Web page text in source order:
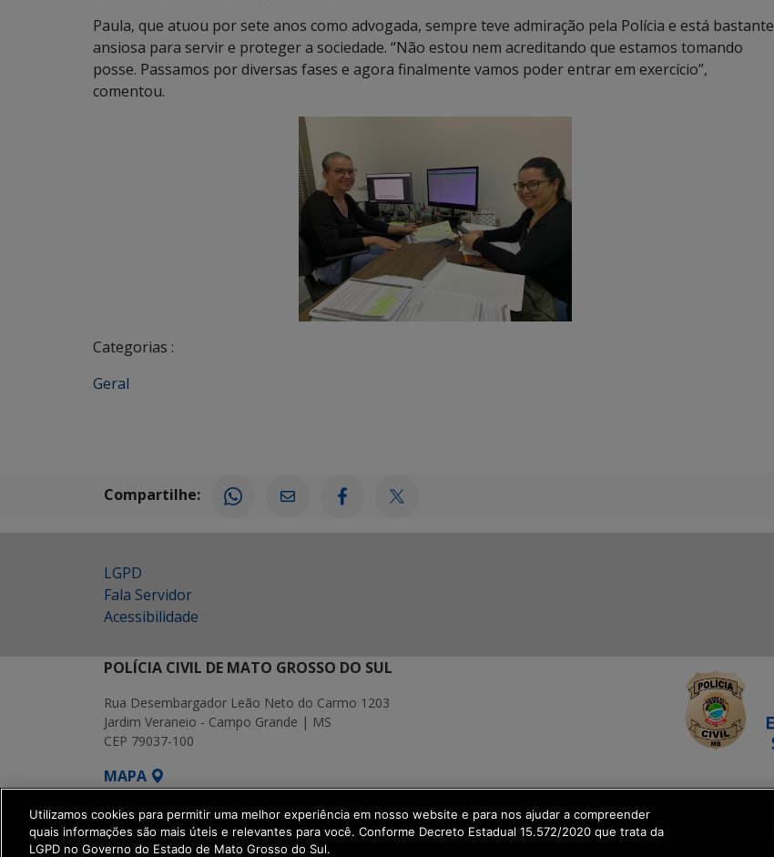
Paula, que atuou por sete anos como advogada, sempre teve admiração pela Polícia e está bastante
ansiosa para servir e proteger a sociedade. “Não estou nem acreditando que estamos tomando
posse. Passamos por diversas fases e agora finalmente vamos poder entrar em exercício”,
comentou.
Categorias :
Geral
Compartilhe:
LGPD
Fala Servidor
Acessibilidade
POLÍCIA CIVIL DE MATO GROSSO DO SUL
Rua Desembargador Leão Neto do Carmo 1203
Jardim Veraneio - Campo Grande | MS
CEP 79037-100
MAPA
SETDIG | Secretaria-Executiva de Transformação Digital
Utilizamos cookies para permitir uma melhor experiência em nosso website e para nos ajudar a compreender
quais informações são mais úteis e relevantes para você. Conforme Decreto Estadual 15.572/2020 que trata da
LGPD no Governo do Estado de Mato Grosso do Sul.